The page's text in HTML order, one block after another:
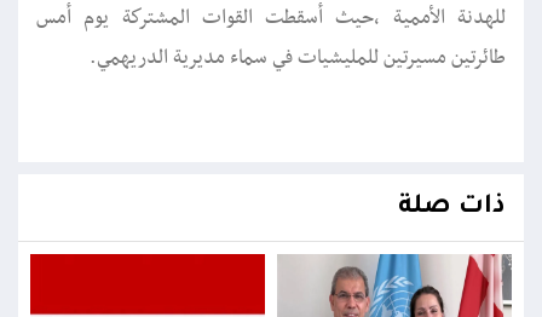
للهدنة الأممية ،حيث أسقطت القوات المشتركة يوم أمس
طائرتين مسيرتين للمليشيات في سماء مديرية الدريهمي.
ذات صلة